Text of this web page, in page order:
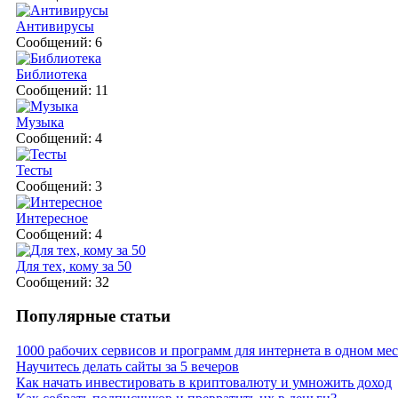
Антивирусы
Сообщений: 6
Библиотека
Сообщений: 11
Музыка
Сообщений: 4
Тесты
Сообщений: 3
Интересное
Сообщений: 4
Для тех, кому за 50
Сообщений: 32
Популярные статьи
1000 рабочих сервисов и программ для интернета в одном
Научитесь делать сайты за 5 вечеров
Как начать инвестировать в криптовалюту и умножить доход